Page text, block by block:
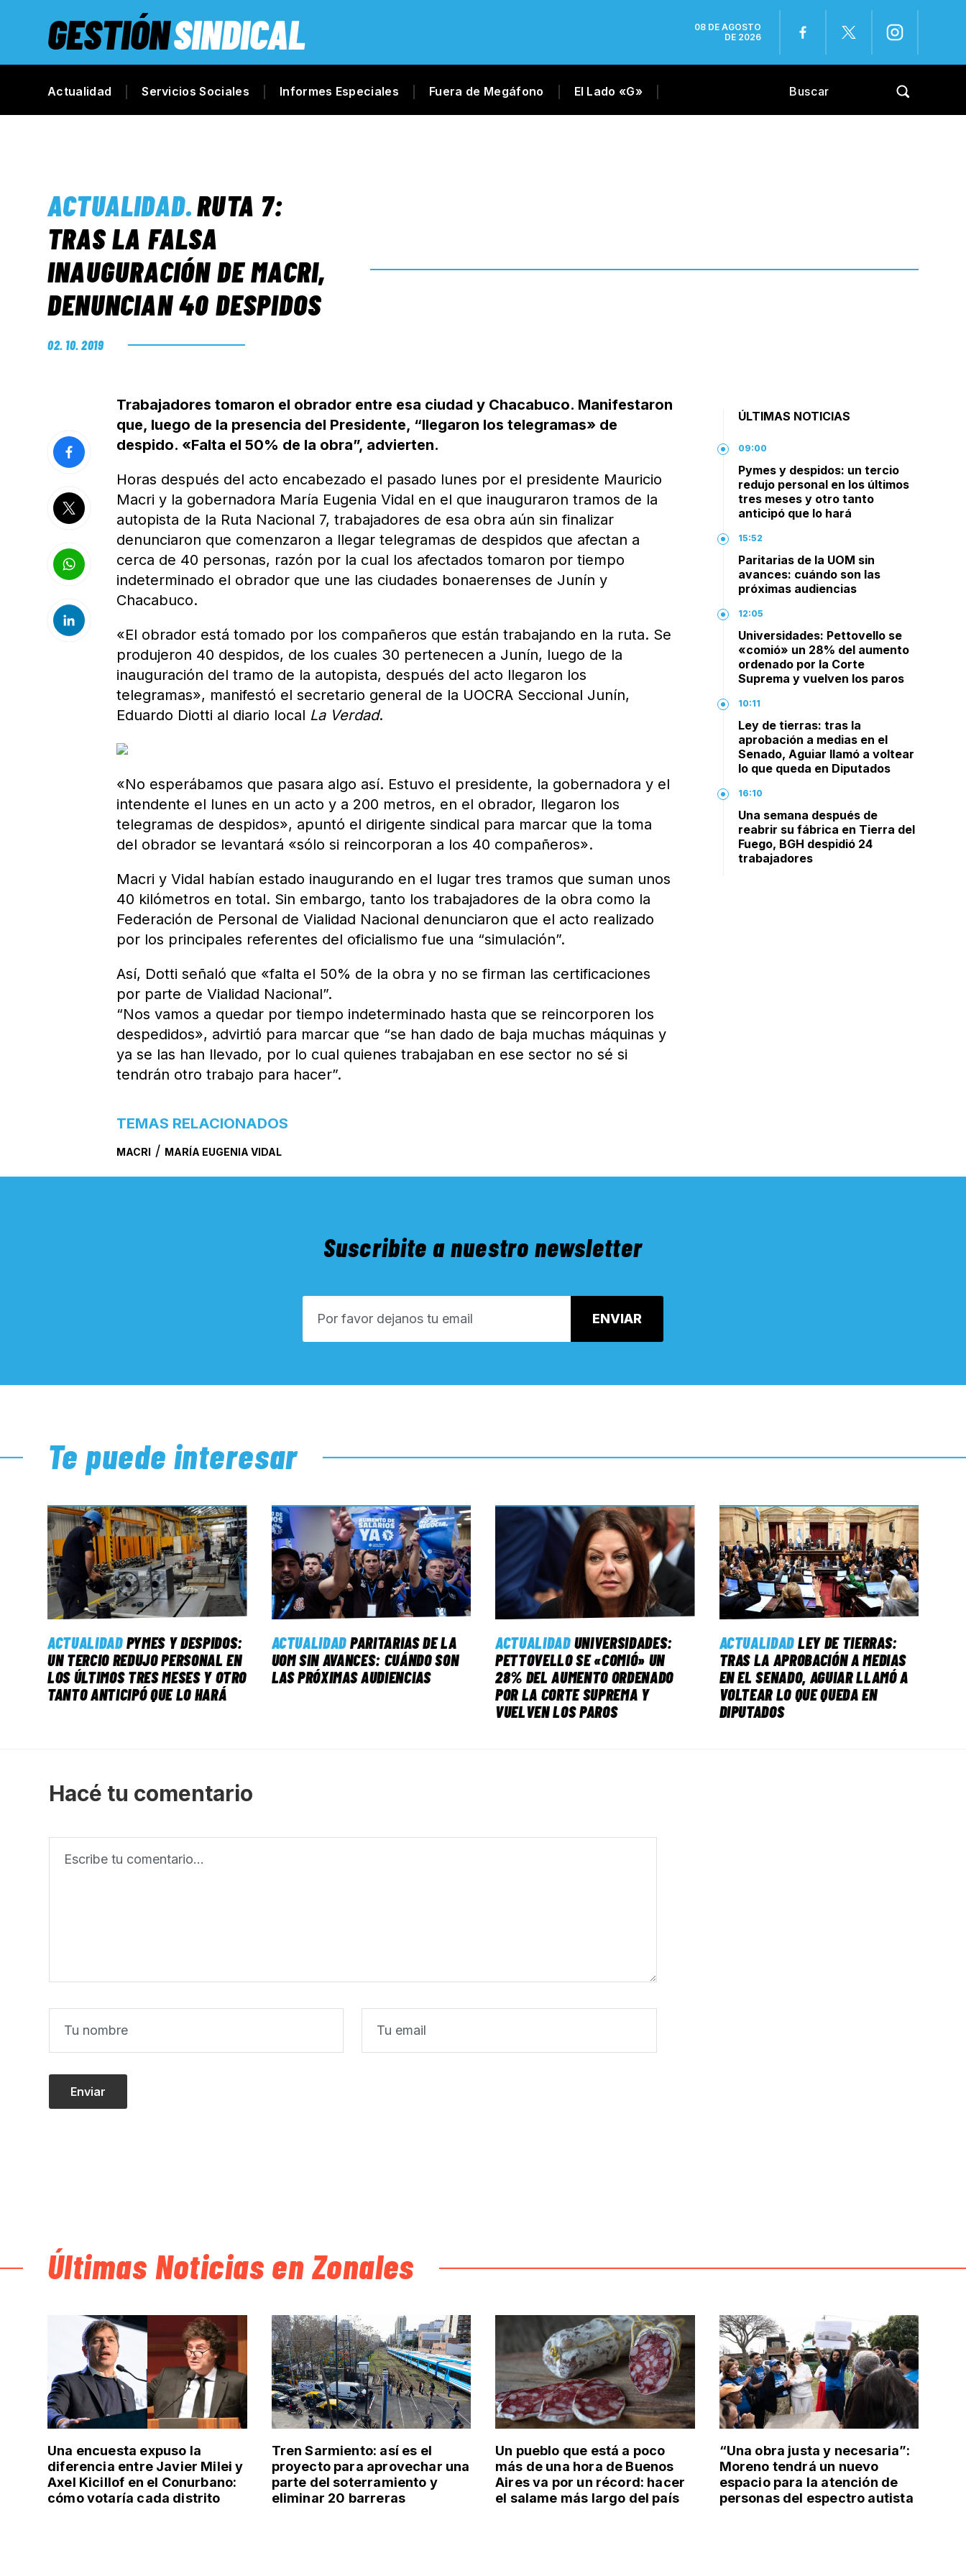
GESTIÓNSINDICAL
08 DE AGOSTO
DE 2026
Actualidad Servicios Sociales Informes Especiales Fuera de Megáfono El Lado «G»
ACTUALIDAD.RUTA 7:
TRAS LA FALSA
INAUGURACIÓN DE MACRI,
DENUNCIAN 40 DESPIDOS
02. 10. 2019
Trabajadores tomaron el obrador entre esa ciudad y Chacabuco. Manifestaron
que, luego de la presencia del Presidente, “llegaron los telegramas» de
despido. «Falta el 50% de la obra”, advierten.
Horas después del acto encabezado el pasado lunes por el presidente Mauricio
Macri y la gobernadora María Eugenia Vidal en el que inauguraron tramos de la
autopista de la Ruta Nacional 7, trabajadores de esa obra aún sin finalizar
denunciaron que comenzaron a llegar telegramas de despidos que afectan a
cerca de 40 personas, razón por la cual los afectados tomaron por tiempo
indeterminado el obrador que une las ciudades bonaerenses de Junín y
Chacabuco.
«El obrador está tomado por los compañeros que están trabajando en la ruta. Se
produjeron 40 despidos, de los cuales 30 pertenecen a Junín, luego de la
inauguración del tramo de la autopista, después del acto llegaron los
telegramas», manifestó el secretario general de la UOCRA Seccional Junín,
Eduardo Diotti al diario local La Verdad.
«No esperábamos que pasara algo así. Estuvo el presidente, la gobernadora y el
intendente el lunes en un acto y a 200 metros, en el obrador, llegaron los
telegramas de despidos», apuntó el dirigente sindical para marcar que la toma
del obrador se levantará «sólo si reincorporan a los 40 compañeros».
Macri y Vidal habían estado inaugurando en el lugar tres tramos que suman unos
40 kilómetros en total. Sin embargo, tanto los trabajadores de la obra como la
Federación de Personal de Vialidad Nacional denunciaron que el acto realizado
por los principales referentes del oficialismo fue una “simulación”.
Así, Dotti señaló que «falta el 50% de la obra y no se firman las certificaciones
por parte de Vialidad Nacional”.
“Nos vamos a quedar por tiempo indeterminado hasta que se reincorporen los
despedidos», advirtió para marcar que “se han dado de baja muchas máquinas y
ya se las han llevado, por lo cual quienes trabajaban en ese sector no sé si
tendrán otro trabajo para hacer”.
TEMAS RELACIONADOS
MACRI / MARÍA EUGENIA VIDAL
ÚLTIMAS NOTICIAS
09:00
Pymes y despidos: un tercio
redujo personal en los últimos
tres meses y otro tanto
anticipó que lo hará
15:52
Paritarias de la UOM sin
avances: cuándo son las
próximas audiencias
12:05
Universidades: Pettovello se
«comió» un 28% del aumento
ordenado por la Corte
Suprema y vuelven los paros
10:11
Ley de tierras: tras la
aprobación a medias en el
Senado, Aguiar llamó a voltear
lo que queda en Diputados
16:10
Una semana después de
reabrir su fábrica en Tierra del
Fuego, BGH despidió 24
trabajadores
Suscribite a nuestro newsletter
Te puede interesar
ACTUALIDAD PYMES Y DESPIDOS:
UN TERCIO REDUJO PERSONAL EN
LOS ÚLTIMOS TRES MESES Y OTRO
TANTO ANTICIPÓ QUE LO HARÁ
ACTUALIDADPARITARIAS DE LA
UOM SIN AVANCES: CUÁNDO SON
LAS PRÓXIMAS AUDIENCIAS
ACTUALIDAD UNIVERSIDADES:
PETTOVELLO SE «COMIÓ» UN
28% DEL AUMENTO ORDENADO
POR LA CORTE SUPREMA Y
VUELVEN LOS PAROS
ACTUALIDADLEY DE TIERRAS:
TRAS LA APROBACIÓN A MEDIAS
EN EL SENADO, AGUIAR LLAMÓ A
VOLTEAR LO QUE QUEDA EN
DIPUTADOS
Hacé tu comentario
Últimas Noticias en Zonales
Una encuesta expuso la
diferencia entre Javier Milei y
Axel Kicillof en el Conurbano:
cómo votaría cada distrito
Tren Sarmiento: así es el
proyecto para aprovechar una
parte del soterramiento y
eliminar 20 barreras
Un pueblo que está a poco
más de una hora de Buenos
Aires va por un récord: hacer
el salame más largo del país
“Una obra justa y necesaria”:
Moreno tendrá un nuevo
espacio para la atención de
personas del espectro autista